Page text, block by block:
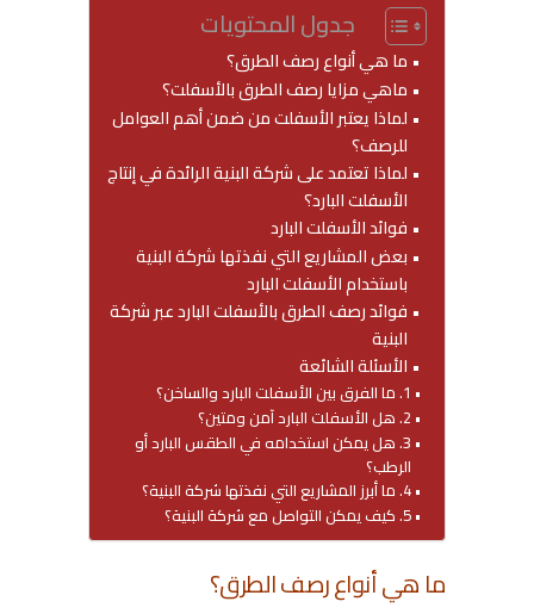
جدول المحتويات
ما هي أنواع رصف الطرق؟
ماهي مزايا رصف الطرق بالأسفلت؟
لماذا يعتبر الأسفلت من ضمن أهم العوامل
للرصف؟
لماذا تعتمد على شركة البنية الرائدة في إنتاج
الأسفلت البارد؟
فوائد الأسفلت البارد
بعض المشاريع التي نفذتها شركة البنية
باستخدام الأسفلت البارد
فوائد رصف الطرق بالأسفلت البارد عبر شركة
البنية
الأسئلة الشائعة
1. ما الفرق بين الأسفلت البارد والساخن؟
2. هل الأسفلت البارد آمن ومتين؟
3. هل يمكن استخدامه في الطقس البارد أو
الرطب؟
4. ما أبرز المشاريع التي نفذتها شركة البنية؟
5. كيف يمكن التواصل مع شركة البنية؟
ما هي أنواع رصف الطرق؟